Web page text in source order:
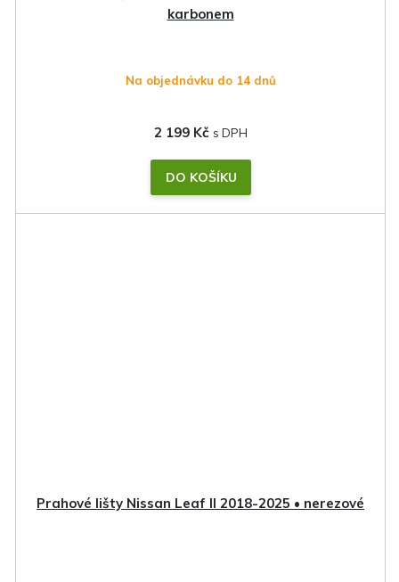
karbonem
Na objednávku do 14 dnů
2 199 Kč
DO KOŠÍKU
Prahové lišty Nissan Leaf II 2018-2025 • nerezové